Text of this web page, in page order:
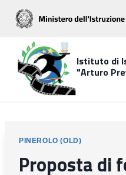
Salta
contenuto
Istituto di
"Arturo
PINEROLO (OLD)
Proposta di